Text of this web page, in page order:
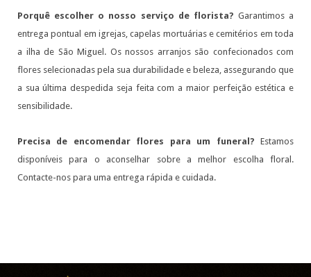
Porquê escolher o nosso serviço de florista? Garantimos a
entrega pontual em igrejas, capelas mortuárias e cemitérios em toda
a ilha de São Miguel. Os nossos arranjos são confecionados com
flores selecionadas pela sua durabilidade e beleza, assegurando que
a sua última despedida seja feita com a maior perfeição estética e
sensibilidade.
Precisa de encomendar flores para um funeral? Estamos
disponíveis para o aconselhar sobre a melhor escolha floral.
Contacte-nos para uma entrega rápida e cuidada.